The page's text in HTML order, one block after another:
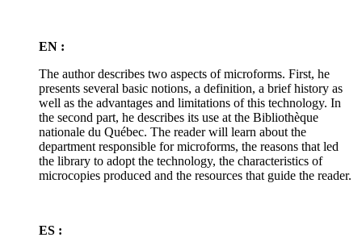
EN :
The author describes two aspects of microforms. First, he
presents several basic notions, a definition, a brief history as
well as the advantages and limitations of this technology. In
the second part, he describes its use at the Bibliothèque
nationale du Québec. The reader will learn about the
department responsible for microforms, the reasons that led
the library to adopt the technology, the characteristics of
microcopies produced and the resources that guide the reader.
ES :